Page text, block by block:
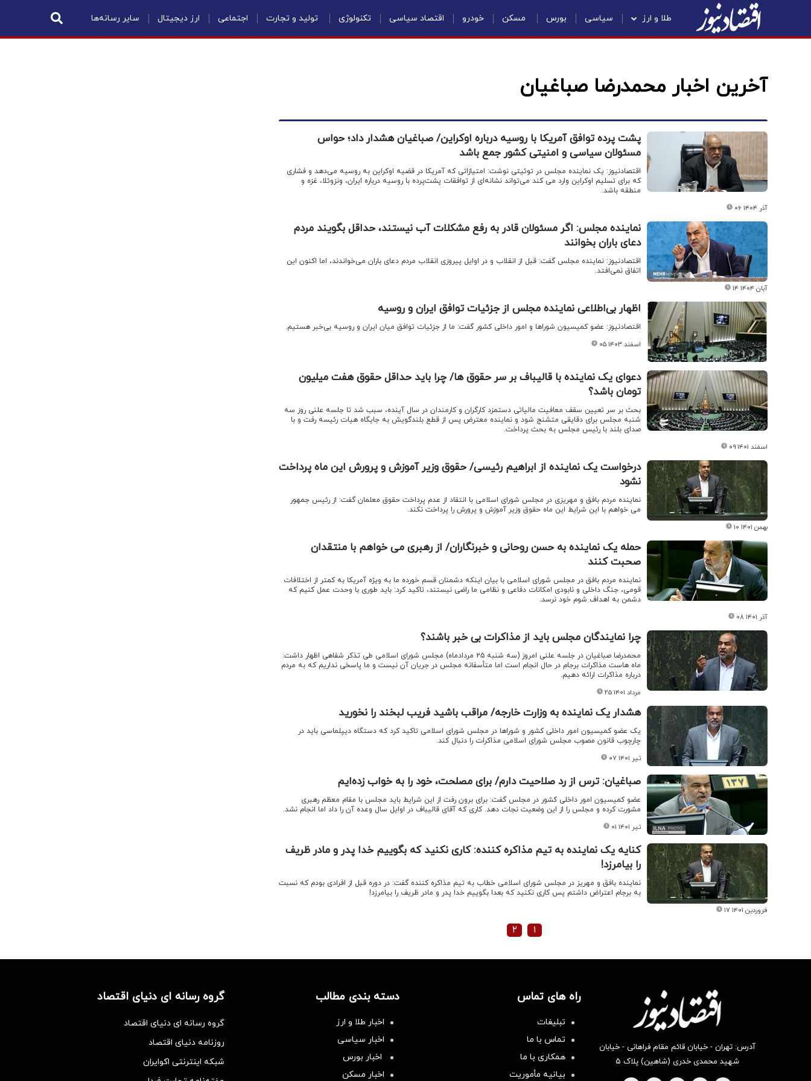
طلا و ارز سیاسی بورس مسکن خودرو اقتصاد سیاسی تکنولوژی تولید و تجارت اجتماعی ارز دیجیتال سایر رسانه‌ها
آخرین اخبار محمدرضا صباغیان
پشت پرده توافق آمریکا با روسیه درباره اوکراین/ صباغیان هشدار داد؛ حواس
مسئولان سیاسی و امنیتی کشور جمع باشد
اقتصادنیوز: یک نماینده مجلس در توئیتی نوشت: امتیازاتی که آمریکا در قضیه اوکراین به روسیه می‌دهد و فشاری
که برای تسلیم اوکراین وارد می کند می‌تواند نشانه‌ای از توافقات پشت‌پرده با روسیه درباره ایران،‎ ونزوئلا، ‎غزه و
منطقه باشد.
۰۶ آذر ۱۴۰۴
نماینده مجلس: اگر مسئولان قادر به رفع مشکلات آب نیستند، حداقل بگویند مردم
دعای باران بخوانند
اقتصادنیوز: نماینده مجلس گفت: قبل از انقلاب و در اوایل پیروزی انقلاب مردم دعای باران می‌خواندند، اما اکنون این
اتفاق نمی‌افتد.
۱۴ آبان ۱۴۰۴
اظهار بی‌اطلاعی نماینده مجلس از جزئیات توافق ایران و روسیه
اقتصادنیوز: عضو کمیسیون شوراها و امور داخلی کشور گفت: ما از جزئیات توافق میان ایران و روسیه بی‌خبر هستیم.
۰۵ اسفند ۱۴۰۳
دعوای یک نماینده با قالیباف بر سر حقوق ها/ چرا باید حداقل حقوق هفت میلیون
تومان باشد؟
بحث بر سر تعیین سقف معافیت مالیاتی دستمزد کارگران و کارمندان در سال آینده، سبب شد تا جلسه علنی روز سه
شنبه مجلس برای دقایقی متشنج شود و نماینده معترض پس از قطع بلندگویش به جایگاه هیات رئیسه رفت و با
صدای بلند با رئیس مجلس به بحث پرداخت.
۰۹ اسفند ۱۴۰۱
درخواست یک نماینده از ابراهیم رئیسی/ حقوق وزیر آموزش و پرورش این ماه پرداخت
نشود
نماینده مردم بافق و مهریزی در مجلس شورای اسلامی با انتقاد از عدم پرداخت حقوق معلمان گفت: از رئیس جمهور
می خواهم با این شرایط این ماه حقوق وزیر آموزش و پرورش را پرداخت نکند.
۱۰ بهمن ۱۴۰۱
حمله یک نماینده به حسن روحانی و خبرنگاران/ از رهبری می خواهم با منتقدان
صحبت کنند
نماینده مردم بافق در مجلس شورای اسلامی با بیان اینکه دشمنان قسم خورده ما به ویژه آمریکا به کمتر از اختلافات
قومی، جنگ داخلی و نابودی امکانات دفاعی و نظامی ما راضی نیستند، تاکید کرد: باید طوری با وحدت عمل کنیم که
دشمن به اهداف شوم خود نرسد.
۰۸ آذر ۱۴۰۱
چرا نمایندگان مجلس باید از مذاکرات بی خبر باشند؟
محمدرضا صباغیان در جلسه علنی امروز (سه شنبه ۲۵ مردادماه) مجلس شورای اسلامی طی تذکر شفاهی اظهار داشت:
ماه هاست مذاکرات برجام در حال انجام است اما متأسفانه مجلس در جریان آن نیست و ما پاسخی نداریم که به مردم
درباره مذاکرات ارائه دهیم.
۲۵ مرداد ۱۴۰۱
هشدار یک نماینده به وزارت خارجه/ مراقب باشید فریب لبخند را نخورید
یک عضو کمیسیون امور داخلی کشور و شوراها در مجلس شورای اسلامی تاکید کرد که دستگاه دیپلماسی باید در
چارچوب قانون مصوب مجلس شورای اسلامی مذاکرات را دنبال کند.
۰۷ تیر ۱۴۰۱
صباغیان: ترس از رد صلاحیت دارم/ برای مصلحت، خود را به خواب زده‌ایم
عضو کمیسیون امور داخلی کشور در مجلس گفت: برای برون رفت از این شرایط باید مجلس با مقام معظم رهبری
مشورت کرده و مجلس را از این وضعیت نجات دهد. کاری که آقای قالیباف در اوایل سال وعده آن را داد اما انجام نشد.
۰۱ تیر ۱۴۰۱
کنایه یک نماینده به تیم مذاکره کننده: کاری نکنید که بگوییم خدا پدر و مادر ظریف
را بیامرزد!
نماینده بافق و مهریز در مجلس شورای اسلامی خطاب به تیم مذاکره کننده گفت: در دوره قبل از افرادی بودم که نسبت
به برجام اعتراض داشتم پس کاری نکنید که بعدا بگوییم خدا پدر و مادر ظریف را بیامرزد!
۱۷ فروردین ۱۴۰۱
۱ ۲
آدرس: تهران - خیابان قائم مقام فراهانی - خیابان
شهید محمدی خدری (شاهین) پلاک ۵
راه های تماس
تبلیغات
تماس با ما
همکاری با ما
بیانیه مأموریت
دسته بندی مطالب
اخبار طلا و ارز
اخبار سیاسی
اخبار بورس
اخبار مسکن
گروه رسانه ای دنیای اقتصاد
گروه رسانه ای دنیای اقتصاد
روزنامه دنیای اقتصاد
شبکه اینترنتی اکوایران